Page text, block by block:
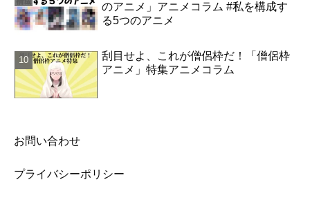
のアニメ」アニメコラム #私を構成す
る5つのアニメ
刮目せよ、これが僧侶枠だ！「僧侶枠
アニメ」特集アニメコラム
お問い合わせ
プライバシーポリシー